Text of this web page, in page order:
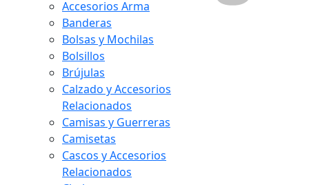
Accesorios Arma
Banderas
Bolsas y Mochilas
Bolsillos
Brújulas
Calzado y Accesorios
Relacionados
Camisas y Guerreras
Camisetas
Cascos y Accesorios
Relacionados